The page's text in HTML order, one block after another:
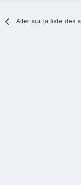
Aller sur la liste des